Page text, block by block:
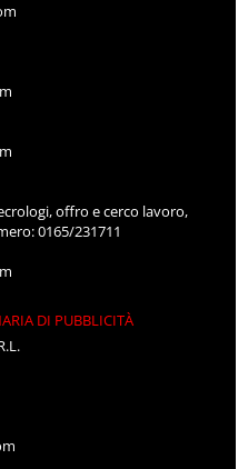
offro e cerco lavoro,
0165/231711
DI PUBBLICITÀ